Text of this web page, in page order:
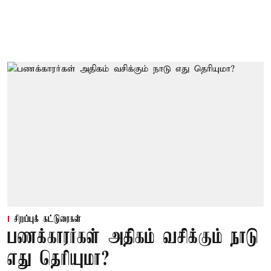
சிறப்புக் கட்டுரைகள்
பணக்காரர்கள் அதிகம் வசிக்கும் நாடு
எது தெரியுமா?